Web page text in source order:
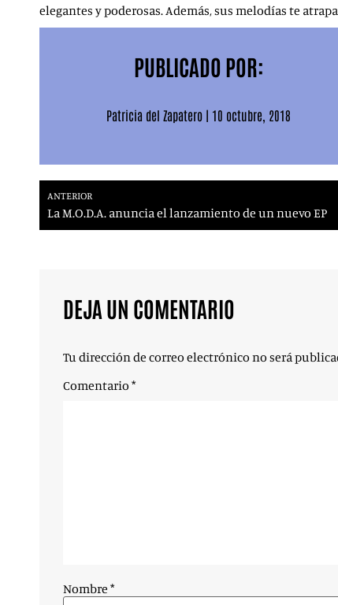
elegantes y poderosas. Además, sus melodías te
PUBLICADO POR:
Patricia del Zapatero | 10 octubre, 2018
ANTERIOR
La M.O.D.A. anuncia el lanzamiento de un nuevo EP
DEJA UN COMENTARIO
Tu dirección de correo electrónico no será
Comentario *
Nombre *